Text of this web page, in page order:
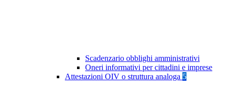
Scadenzario obblighi amministrativi
Oneri informativi per cittadini e imprese
Attestazioni OIV o struttura analoga 5